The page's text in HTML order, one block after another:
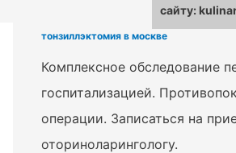
тонзиллэктомия в москве
Комплексное обследование
госпитализацией.
операции. Записаться на
оториноларингологу.
сайту: